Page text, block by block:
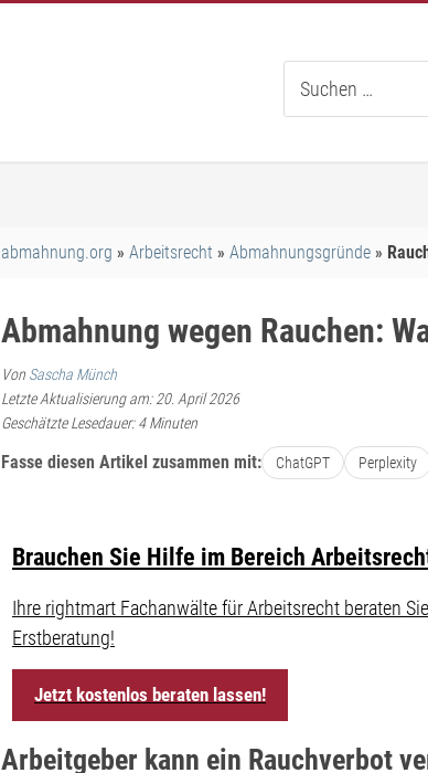
Suche
abmahnung.org Arbeitsrecht Abmahnungsgründe
Abmahnung wegen Rauchen:
Von Sascha Münch
Letzte Aktualisierung am: 20. April 2026
Geschätzte Lesedauer: 4 Minuten
Fasse diesen Artikel zusammen mit: ChatGPT Perplexity
Brauchen Sie Hilfe im Bereich
Ihre rightmart Fachanwälte für Arbeitsrecht beraten
Erstberatung!
Jetzt kostenlos beraten lassen!
Arbeitgeber kann ein Rauchverbot